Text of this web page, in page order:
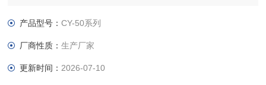
快速出料等特点。
产品型号：CY-50系列
厂商性质：生产厂家
更新时间： 2026-07-10